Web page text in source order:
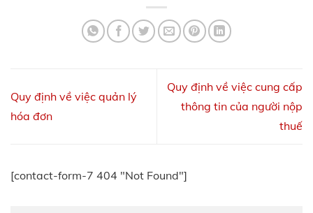
Quy định về việc quản lý
hóa đơn
Quy định về việc cung cấp
thông tin của người nộp
thuế
[contact-form-7 404 "Not Found"]